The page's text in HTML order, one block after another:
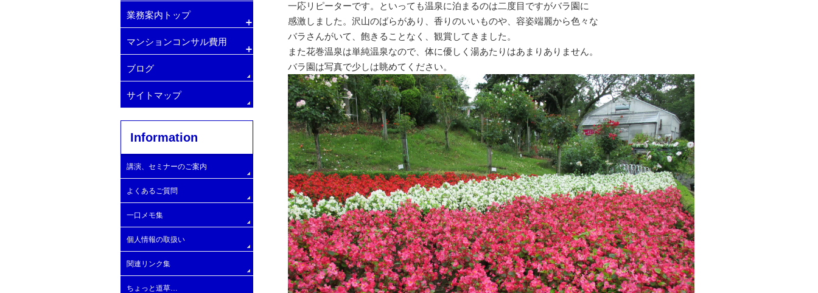
一応リピーターです。といっても温泉に泊まるのは二度目ですがバラ園に
感激しました。沢山のばらがあり、香りのいいものや、容姿端麗から色々な
バラさんがいて、飽きることなく、観賞してきました。
また花巻温泉は単純温泉なので、体に優しく湯あたりはあまりありません。
バラ園は写真で少しは眺めてください。
業務案内トップ
排水管・給水管の更新
増圧ポンプへの交換
マンション管理費削減方法
マンション理事長の仕事
自主管理マンション
エレベーターの設置
管理費滞納問題の解決支援
大規模修繕コンサルタントの探し方
大規模修繕工事施工業者
建物と設備の簡易診断
大規模Ｂ
大規模C
大規模E
大規模修繕委員会の設置
大規模修繕工事実施と工事開始時期
マンションコンサル費用
マンション顧問契約
ブログ
サイトマップ
Information
講演、セミナーのご案内
よくあるご質問
一口メモ集
個人情報の取扱い
関連リンク集
ちょっと道草…